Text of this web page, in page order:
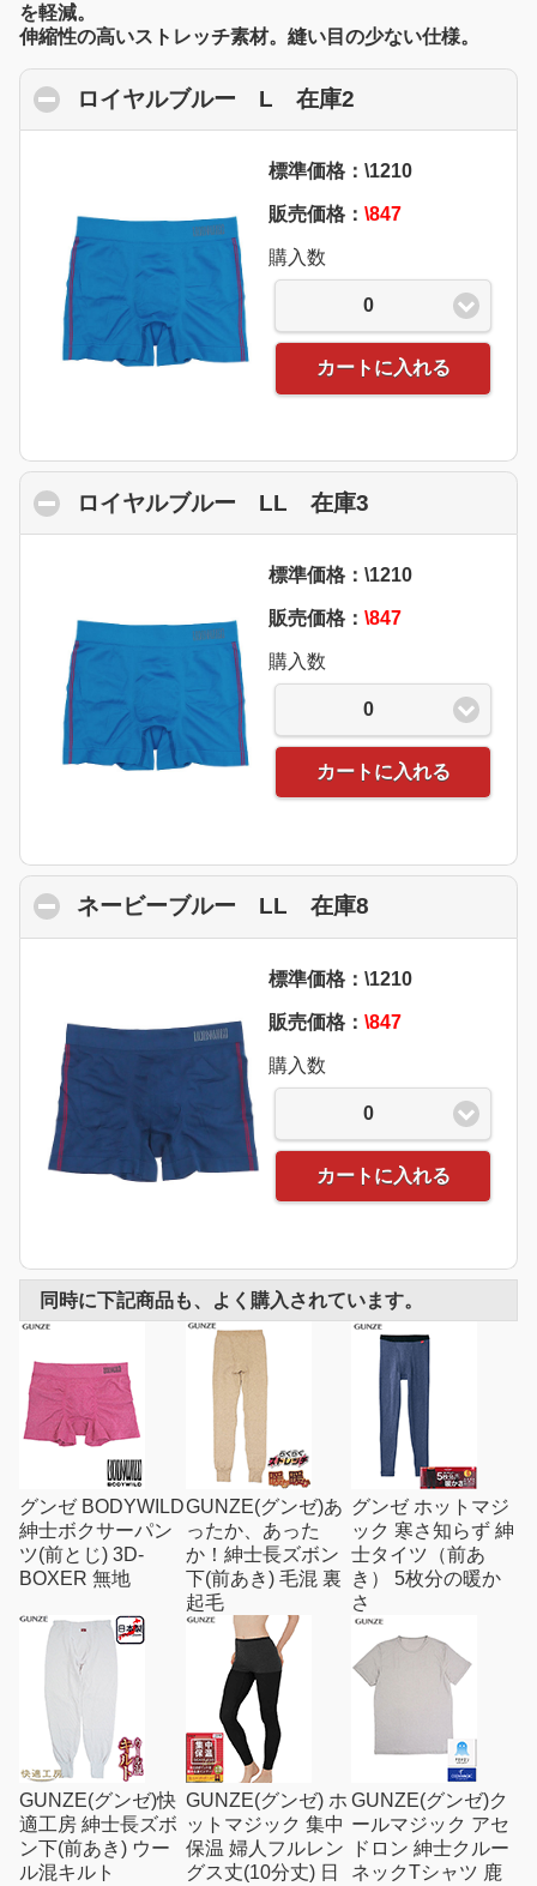
を軽減。
伸縮性の高いストレッチ素材。縫い目の少ない仕様。
ロイヤルブルー L 在庫2
標準価格：\1210
販売価格： \847
購入数
0
カートに入れる
ロイヤルブルー LL 在庫3
標準価格：\1210
販売価格： \847
購入数
0
カートに入れる
ネービーブルー LL 在庫8
標準価格：\1210
販売価格： \847
購入数
0
カートに入れる
同時に下記商品も、よく購入されています。
グンゼ BODYWILD
紳士ボクサーパン
ツ(前とじ) 3D-
BOXER 無地
GUNZE(グンゼ)あ
ったか、あった
か！紳士長ズボン
下(前あき) 毛混 裏
起毛
グンゼ ホットマジ
ック 寒さ知らず 紳
士タイツ（前あ
き） 5枚分の暖か
さ
GUNZE(グンゼ)快
適工房 紳士長ズボ
ン下(前あき) ウー
ル混キルト
GUNZE(グンゼ) ホ
ットマジック 集中
保温 婦人フルレン
グス丈(10分丈) 日
GUNZE(グンゼ)ク
ールマジック アセ
ドロン 紳士クルー
ネックTシャツ 鹿